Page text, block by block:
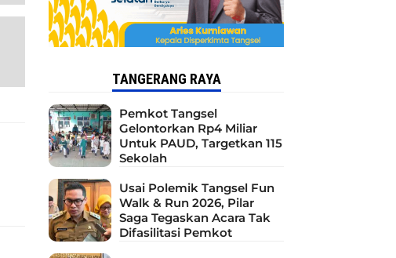
TANGERANG RAYA
Pemkot Tangsel
Gelontorkan Rp4 Miliar
Untuk PAUD, Targetkan 115
Sekolah
Usai Polemik Tangsel Fun
Walk & Run 2026, Pilar
Saga Tegaskan Acara Tak
Difasilitasi Pemkot